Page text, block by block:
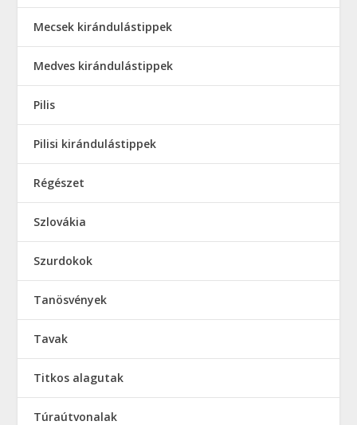
Mecsek kirándulástippek
Medves kirándulástippek
Pilis
Pilisi kirándulástippek
Régészet
Szlovákia
Szurdokok
Tanösvények
Tavak
Titkos alagutak
Túraútvonalak